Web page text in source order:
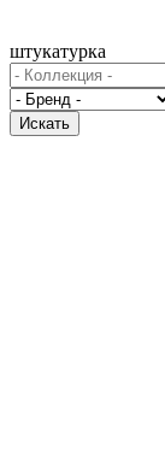
штукатурка